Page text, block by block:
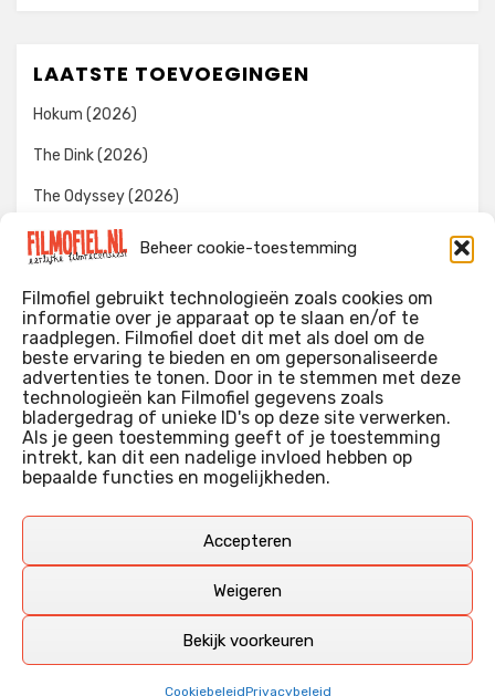
Beheer cookie-toestemming
Filmofiel gebruikt technologieën zoals cookies om
informatie over je apparaat op te slaan en/of te
raadplegen. Filmofiel doet dit met als doel om de
beste ervaring te bieden en om gepersonaliseerde
advertenties te tonen. Door in te stemmen met deze
technologieën kan Filmofiel gegevens zoals
bladergedrag of unieke ID's op deze site verwerken.
Als je geen toestemming geeft of je toestemming
intrekt, kan dit een nadelige invloed hebben op
bepaalde functies en mogelijkheden.
Accepteren
Weigeren
Bekijk voorkeuren
CookiebeleidPrivacybeleid
LAATSTE TOEVOEGINGEN
Hokum (2026)
The Dink (2026)
The Odyssey (2026)
Evil Dead Burn (2026)
WIE IK BEN…?
Ik ben ooit begonnen met m’n recensies omdat ik zoveel
films keek dat ik af en toe niet meer wist welke ik nu wel of
niet gezien had. Ik ben een filmliefhebber, heb als hobby nog
erg lang in een videotheek gewerkt, en heb als coproducent
Deze recensies zijn dan ook vooral vrij pretentieloze
aangevuld met een groeiende kennis over de kunde én de
kunst van het maken van film.